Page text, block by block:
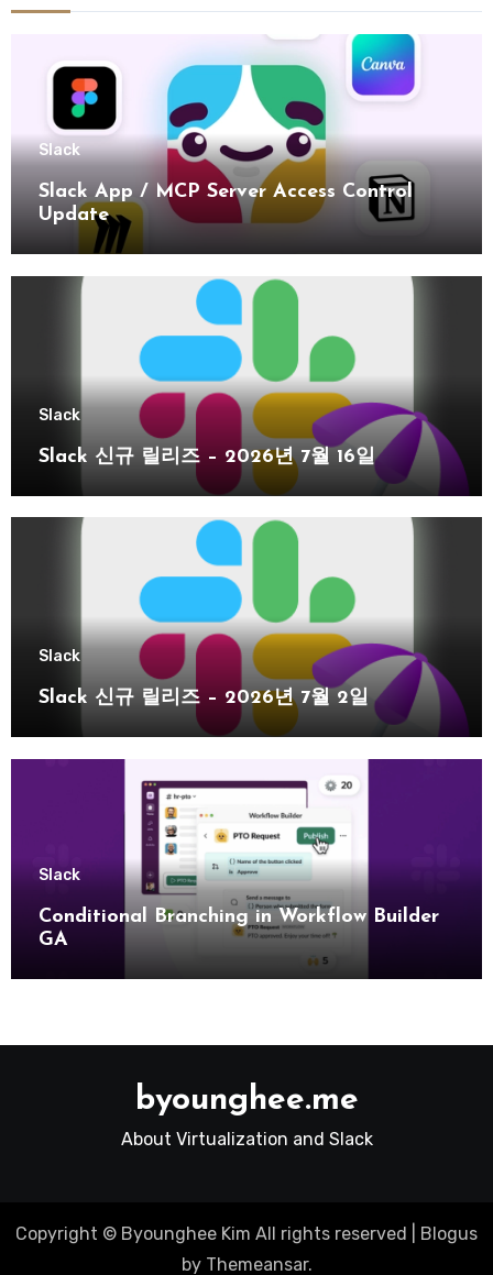
Slack
Slack App / MCP Server Access Control
Update
Slack
Slack 신규 릴리즈 – 2026년 7월 16일
Slack
Slack 신규 릴리즈 – 2026년 7월 2일
Slack
Conditional Branching in Workflow Builder
GA
byounghee.me
About Virtualization and Slack
Copyright © Byounghee Kim All rights reserved
Blogus
by Themeansar.